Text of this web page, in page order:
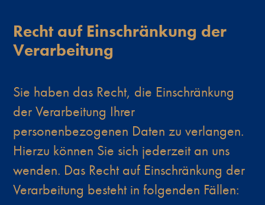
Recht auf Einschränkung der
Verarbeitung
Sie haben das Recht, die Einschränkung
der Verarbeitung Ihrer
personenbezogenen Daten zu verlangen.
Hierzu können Sie sich jederzeit an uns
wenden. Das Recht auf Einschränkung der
Verarbeitung besteht in folgenden Fällen: